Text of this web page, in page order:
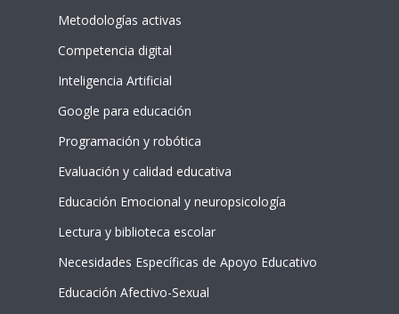
Metodologías activas
Competencia digital
Inteligencia Artificial
Google para educación
Programación y robótica
Evaluación y calidad educativa
Educación Emocional y neuropsicología
Lectura y biblioteca escolar
Necesidades Específicas de Apoyo Educativo
Educación Afectivo-Sexual